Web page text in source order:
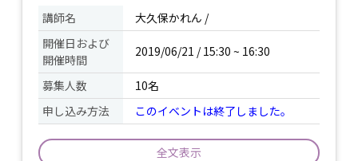
講師名
大久保かれん /
開催日および
開催時間
2019/06/21 / 15:30 ~ 16:30
募集人数
10名
申し込み方法
このイベントは終了しました。
全文表示